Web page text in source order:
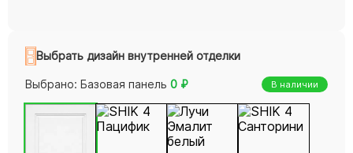
Выбрать дизайн внутренней отделки
Выбрано: Базовая панель 0 ₽ В наличии